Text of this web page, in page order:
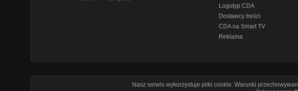
Logotyp CDA
Dostawcy treści
CDA na Smart TV
Reklama
Nasz serwis wykorzystuje pliki cookie. Warunki